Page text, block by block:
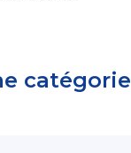
catégorie